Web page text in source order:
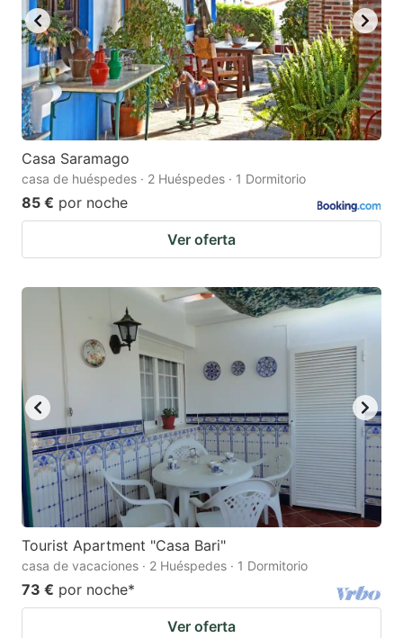
Casa Saramago
casa de huéspedes · 2 Huéspedes · 1 Dormitorio
85 € por noche
Ver oferta
Tourist Apartment "Casa Bari"
casa de vacaciones · 2 Huéspedes · 1 Dormitorio
73 € por noche*
Ver oferta